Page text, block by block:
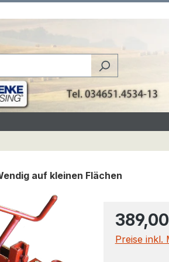
auf kleinen Flächen
Preise inkl.